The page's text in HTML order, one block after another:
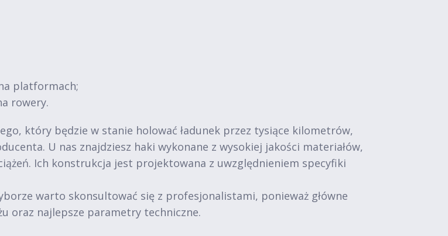
platformach;
rowery.
który będzie w stanie holować ładunek przez tysiące kilometrów,
U nas znajdziesz haki wykonane z wysokiej jakości materiałów,
Ich konstrukcja jest projektowana z uwzględnieniem specyfiki
warto skonsultować się z profesjonalistami, ponieważ główne
oraz najlepsze parametry techniczne.